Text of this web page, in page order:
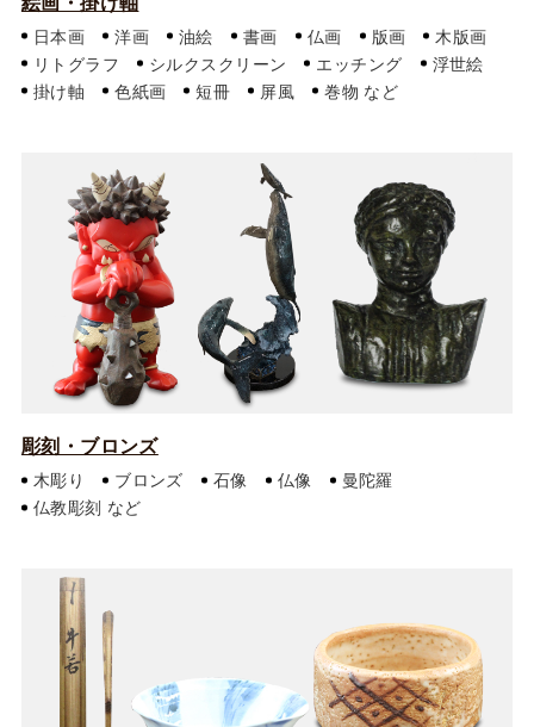
日本画 洋画 油絵 書画 仏画 版画
木版画
リトグラフ
シルクスクリーン エッチング
浮世絵
掛け軸
色紙画 短冊 屏風 巻物
彫刻・ブロンズ
木彫り ブロンズ 石像 仏像
曼陀羅
仏教彫刻